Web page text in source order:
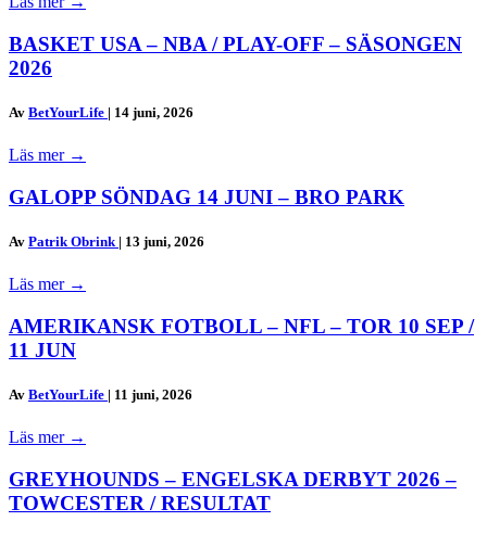
BASKET USA – NBA / PLAY-OFF – SÄSONGEN
2026
Av BetYourLife | 14 juni, 2026
Läs mer →
GALOPP SÖNDAG 14 JUNI – BRO PARK
Av Patrik Obrink | 13 juni, 2026
Läs mer →
AMERIKANSK FOTBOLL – NFL – TOR 10 SEP /
11 JUN
Av BetYourLife | 11 juni, 2026
Läs mer →
GREYHOUNDS – ENGELSKA DERBYT 2026 –
TOWCESTER / RESULTAT